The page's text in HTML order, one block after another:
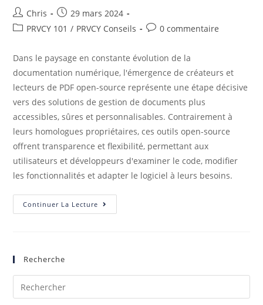
Chris
29 mars 2024
PRVCY 101 / PRVCY Conseils 0 commentaire
Dans le paysage en constante évolution de la
documentation numérique, l'émergence de créateurs et
lecteurs de PDF open-source représente une étape décisive
vers des solutions de gestion de documents plus
accessibles, sûres et personnalisables. Contrairement à
leurs homologues propriétaires, ces outils open-source
offrent transparence et flexibilité, permettant aux
utilisateurs et développeurs d'examiner le code, modifier
les fonctionnalités et adapter le logiciel à leurs besoins.
Continuer La Lecture
Recherche